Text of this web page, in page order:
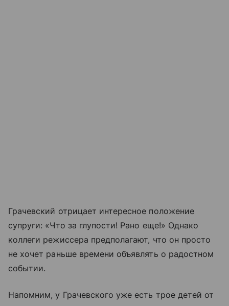
Грачевский отрицает интересное положение
супруги: «Что за глупости! Рано еще!» Однако
коллеги режиссера предполагают, что он просто
не хочет раньше времени объявлять о радостном
событии.
Напомним, у Грачевского уже есть трое детей от